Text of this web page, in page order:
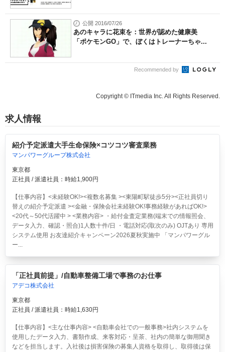
公開 2016/07/26
あのキャラに花束を：世界が認めた健康美
「ポケモンGO」で、ぼくはトレーナーちゃ...
Recommended by
Copyright © ITmedia Inc. All Rights Reserved.
求人情報
紹介予定派遣大手生命保険×コツコツ審査業務
マンパワーグループ株式会社
東京都
正社員 / 派遣社員：時給1,900円
【仕事内容】<未経験OK!><複数名募集 ><東陽町駅徒歩5分><正社員切り
替えの紹介予定派遣 ><金融・保険会社未経験OK!事務経験があればOK!>
<20代～50代活躍中 > <業務内容> ・給付金査定業務(端末での情報照会、
データ入力、確認・照合)1人数十件/日 ・電話対応(取次のみ) OJTあり 専用
システム使用 お友達紹介キャンペーン2026夏秋実施中 「マンパワーグル
ー...
「正社員前提」/自動車整備工場で事務のお仕事
アデコ株式会社
東京都
正社員 / 派遣社員：時給1,630円
【仕事内容】<主な仕事内容> <自動車会社での一般事務>社内システムを
使用したデータ入力、書類作成、来客対応・呈茶、社内の簡単な御用聞き
などを担当します。入社後は損害保険の募集人資格を取得し、取得後は保